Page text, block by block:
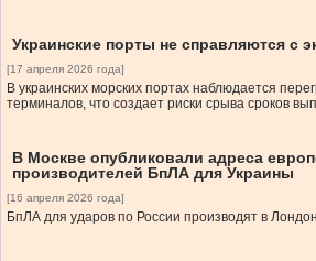
Украинские порты не справляются с
[17 апреля 2026 года]
В украинских морских портах наблюдается
терминалов, что создает риски срыва сроков
В Москве опубликовали адреса
производителей БпЛА для Украины
[16 апреля 2026 года]
БпЛА для ударов по России производят в